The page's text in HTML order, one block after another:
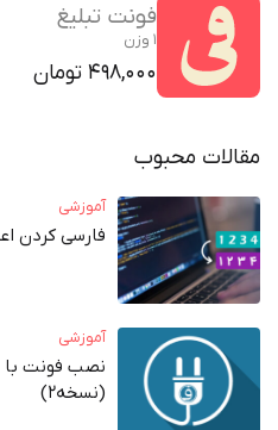
فونت تبلیغ
1 وزن
498,000 تومان
مقالات محبوب
آموزشی
فارسی کردن
آموزشی
نصب فونت با
(نسخه2)